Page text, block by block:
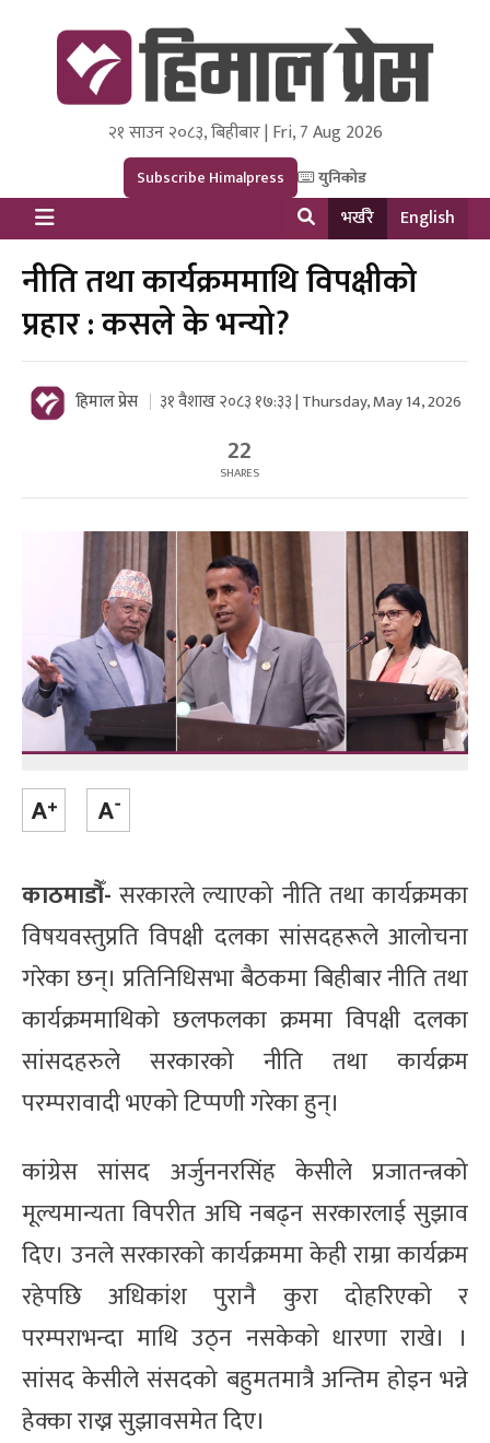
Himal Press
Dot NewsyNepal Media and Research Pvt Ltd.
२१ साउन २०८३, बिहीबार | Fri, 7 Aug 2026
Subscribe Himalpress युनिकोड
भर्खरै English
नीति तथा कार्यक्रममाथि विपक्षीको
प्रहार : कसले के भन्यो?
हिमाल प्रेस ३१ वैशाख २०८३ १७:३३ | Thursday, May 14, 2026
22
SHARES
काठमाडौँ- सरकारले ल्याएको नीति तथा कार्यक्रमका
विषयवस्तुप्रति विपक्षी दलका सांसदहरूले आलोचना
गरेका छन्। प्रतिनिधिसभा बैठकमा बिहीबार नीति तथा
कार्यक्रममाथिको छलफलका क्रममा विपक्षी दलका
सांसदहरुले सरकारको नीति तथा कार्यक्रम
परम्परावादी भएको टिप्पणी गरेका हुन्।
कांग्रेस सांसद अर्जुननरसिंह केसीले प्रजातन्त्रको
मूल्यमान्यता विपरीत अघि नबढ्न सरकारलाई सुझाव
दिए। उनले सरकारको कार्यक्रममा केही राम्रा कार्यक्रम
रहेपछि अधिकांश पुरानै कुरा दोहरिएको र
परम्पराभन्दा माथि उठ्न नसकेको धारणा राखे। ।
सांसद केसीले संसदको बहुमतमात्रै अन्तिम होइन भन्ने
हेक्का राख्न सुझावसमेत दिए।